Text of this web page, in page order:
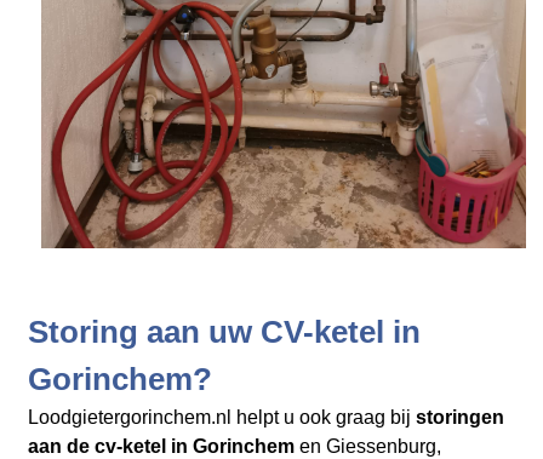
Storing aan uw CV-ketel in
Gorinchem?
Loodgietergorinchem.nl helpt u ook graag bij storingen
aan de cv-ketel in Gorinchemen Giessenburg,